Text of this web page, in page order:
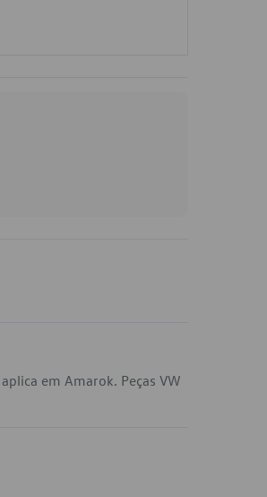
em Amarok. Peças VW